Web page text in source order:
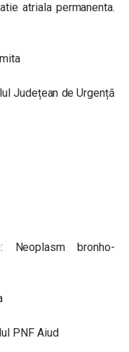
atriala permanenta.
Județean de Urgență
Neoplasm bronho-
PNF Aiud